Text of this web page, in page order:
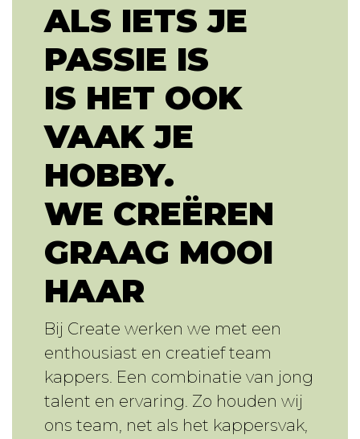
ALS IETS JE
PASSIE IS
IS HET OOK
VAAK JE
HOBBY.
WE CREËREN
GRAAG MOOI
HAAR
Bij Create werken we met een
enthousiast en creatief team
kappers. Een combinatie van jong
talent en ervaring. Zo houden wij
ons team, net als het kappersvak,